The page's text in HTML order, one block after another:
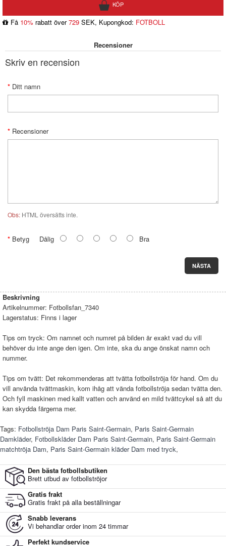
Få 10% rabatt över729 SEK, Kupongkod: FOTBOLL
Recensioner
Skriv en recension
Ditt namn
Recensioner
Obs: HTML översätts inte.
Betyg Dålig Bra
NÄSTA
Beskrivning
Artikelnummer: Fotbollsfan_7340
Lagerstatus: Finns i lager
Tips om tryck: Om namnet och numret på bilden är exakt vad du vill
behöver du inte ange den igen. Om inte, ska du ange önskat namn och
nummer.
Tips om tvätt: Det rekommenderas att tvätta fotbollströja för hand. Om du
vill använda tvättmaskin, kom ihåg att vända fotbollströja sedan tvätta den.
Och fyll maskinen med kallt vatten och använd en mild tvättcykel så att du
kan skydda färgerna mer.
Tags: Fotbollströja Dam Paris Saint-Germain, Paris Saint-Germain
Damkläder, Fotbollskläder Dam Paris Saint-Germain, Paris Saint-Germain
matchtröja Dam, Paris Saint-Germain kläder Dam med tryck,
Den bästa fotbollsbutiken
Brett utbud av fotbollströjor
Gratis frakt
Gratis frakt på alla beställningar
Snabb leverans
Vi behandlar order inom 24 timmar
Perfekt kundservice